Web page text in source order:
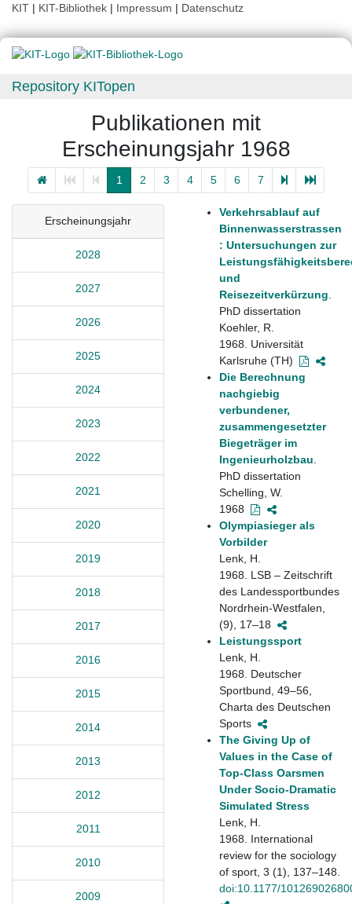
KIT | KIT-Bibliothek | Impressum | Datenschutz
Repository KITopen
Publikationen mit
Erscheinungsjahr 1968
1 2 3 4 5 6 7
Erscheinungsjahr
2028
2027
2026
2025
2024
2023
2022
2021
2020
2019
2018
2017
2016
2015
2014
2013
2012
2011
2010
2009
Verkehrsablauf auf
Binnenwasserstrassen
: Untersuchungen zur
und
Reisezeitverkürzung
PhD dissertation
Koehler, R.
1968. Universität
Karlsruhe (TH)
Die Berechnung
nachgiebig
verbundener,
zusammengesetzter
Biegeträger im
Ingenieurholzbau
PhD dissertation
Schelling, W.
1968
Olympiasieger als
Vorbilder
Lenk, H.
1968. LSB – Zeitschrift
des Landessportbundes
Nordrhein-Westfalen,
(9), 17–18
Leistungssport
Lenk, H.
1968. Deutscher
Sportbund, 49–56,
Charta des Deutschen
Sports
The Giving Up of
Values in the Case of
Top-Class Oarsmen
Under Socio-Dramatic
Simulated Stress
Lenk, H.
1968. International
review for the sociology
of sport, 3 (1), 137–148.
doi:10.1177/